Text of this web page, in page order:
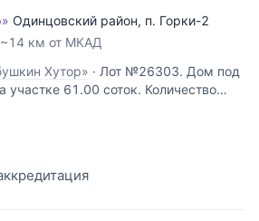
Одинцовский район, п. Горки-2
~14 км от МКАД
Хутор» · Лот №26303. Дом под
участке 61.00 соток. Количество
посёлок «Любушкин Хутор»,
камень. Дом под финишную отделку,